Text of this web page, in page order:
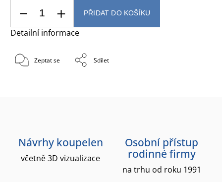
PŘIDAT DO KOŠÍKU
Detailní informace
Zeptat se Sdílet
Návrhy koupelen
včetně 3D vizualizace
Osobní přístup
rodinné firmy
na trhu od roku 1991